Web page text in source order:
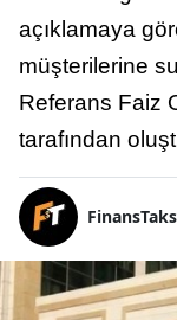
açıklamaya
müşterilerine
Referans Faiz
tarafından